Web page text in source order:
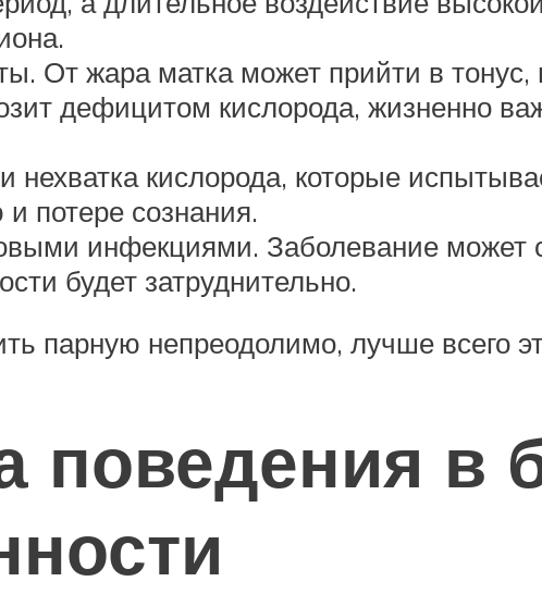
От жара матка может прийти в тонус,
дефицитом кислорода, жизненно
нехватка кислорода, которые
потере сознания.
инфекциями. Заболевание может
будет затруднительно.
парную непреодолимо, лучше всего
поведения в